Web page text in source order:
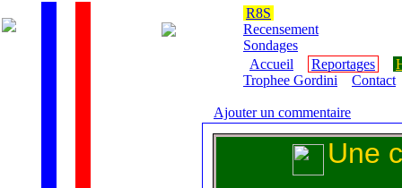
R8S
Recensement
Sondages
Accueil
Reportages
Trophee Gordini
Contact
Ajouter un commentaire
Une